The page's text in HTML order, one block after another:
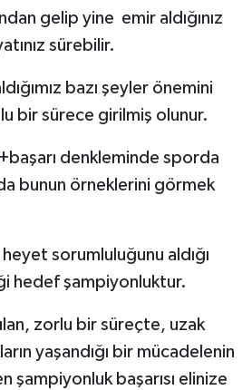
gelip yine emir aldığınız
sürebilir.
bazı şeyler önemini
bir sürece girilmiş olunur.
denkleminde sporda
bunun örneklerini görmek
sorumluluğunu aldığı
hedef şampiyonluktur.
zorlu bir süreçte, uzak
yaşandığı bir mücadelenin
şampiyonluk başarısı elinize